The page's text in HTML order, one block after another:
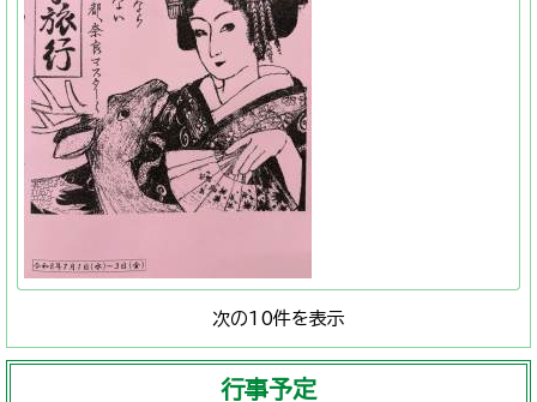
次の10件を表示
行事予定